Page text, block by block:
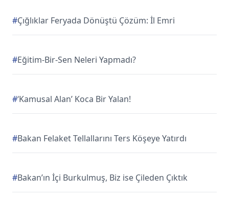
#Çığlıklar Feryada Dönüştü Çözüm: İl Emri
#Eğitim-Bir-Sen Neleri Yapmadı?
#‘Kamusal Alan’ Koca Bir Yalan!
#Bakan Felaket Tellallarını Ters Köşeye Yatırdı
#Bakan’ın İçi Burkulmuş, Biz ise Çileden Çıktık